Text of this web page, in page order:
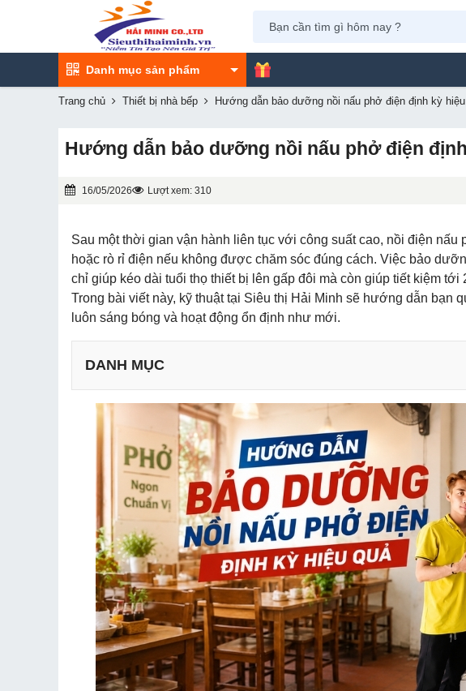
Danh mục sản phẩm
Trang chủ Thiết bị nhà bếp Hướng dẫn bảo dưỡng nồi nấu phở điện định kỳ
Hướng dẫn bảo dưỡng nồi nấu phở điện
16/05/2026 Lượt xem: 310
Sau một thời gian vận hành liên tục với công suất cao, nồi điện nấu
hoặc rò rỉ điện nếu không được chăm sóc đúng cách. Việc bảo
chỉ giúp kéo dài tuổi thọ thiết bị lên gấp đôi mà còn giúp tiết kiệm
Trong bài viết này, kỹ thuật tại Siêu thị Hải Minh sẽ hướng dẫn bạn
luôn sáng bóng và hoạt động ổn định như mới.
DANH MỤC
2.1. Vệ sinh hàng ngày
2.2. Bảo dưỡng thanh nhiệt
2.3. Kiểm tra hệ thống điện và hộp điều khiển
2.4. Kiểm tra van xả và chân đế